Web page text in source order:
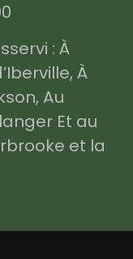
: À
À
Au
Et au
et la